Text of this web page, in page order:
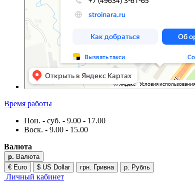
Время работы
Пон. - суб. - 9.00 - 17.00
Воск. - 9.00 - 15.00
Валюта
р. Валюта
€ Euro
$ US Dollar грн. Гривна р. Рубль
Личный кабинет